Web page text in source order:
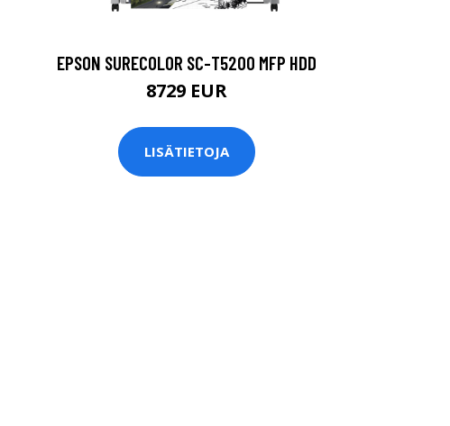
EPSON SURECOLOR SC-T5200 MFP HDD
8729 EUR
LISÄTIETOJA